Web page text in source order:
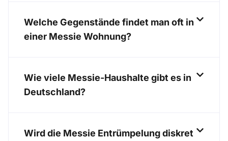
Welche Gegenstände findet man oft in
einer Messie Wohnung?
Wie viele Messie-Haushalte gibt es in
Deutschland?
Wird die Messie Entrümpelung diskret